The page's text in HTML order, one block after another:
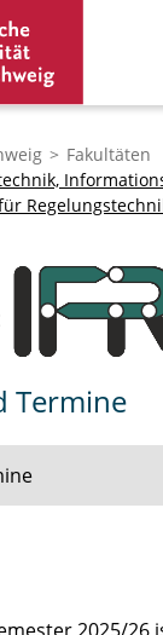
Fakultäten
Termine